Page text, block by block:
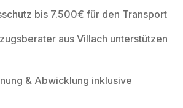
bis 7.500€ für den Transport
aus Villach unterstützen
& Abwicklung inklusive